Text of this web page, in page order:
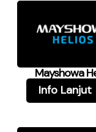
Mayshowa
Info Lanjut